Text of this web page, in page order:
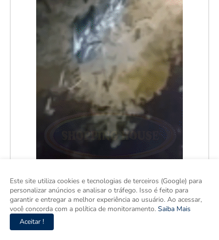
Este site utiliza cookies e tecnologias de terceiros (Google) para
personalizar anúncios e analisar o tráfego. Isso é feito para
garantir e entregar a melhor experiência ao usuário. Ao acessar,
você concorda com a política de monitoramento. Saiba Mais
Aceitar !